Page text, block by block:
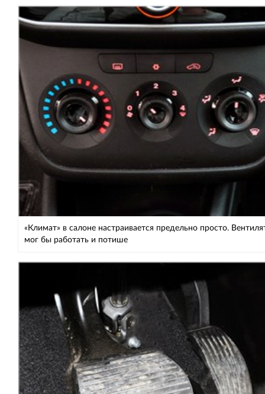
«Климат» в салоне настраивается предельно просто.
мог бы работать и потише